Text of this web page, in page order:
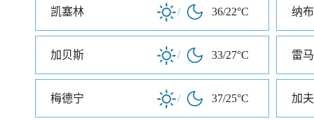
凯塞林 / 36/22°C 纳
加贝斯 / 33/27°C 雷
梅德宁 / 37/25°C 加